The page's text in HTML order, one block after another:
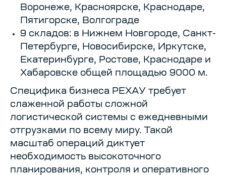
Воронеже, Красноярске, Краснодаре,
Пятигорске, Волгограде
9 складов: в Нижнем Новгороде, Санкт-
Петербурге, Новосибирске, Иркутске,
Екатеринбурге, Ростове, Краснодаре и
Хабаровске общей площадью 9000 м.
Специфика бизнеса РЕХАУ требует
слаженной работы сложной
логистической системы с ежедневными
отгрузками по всему миру. Такой
масштаб операций диктует
необходимость высокоточного
планирования, контроля и оперативного